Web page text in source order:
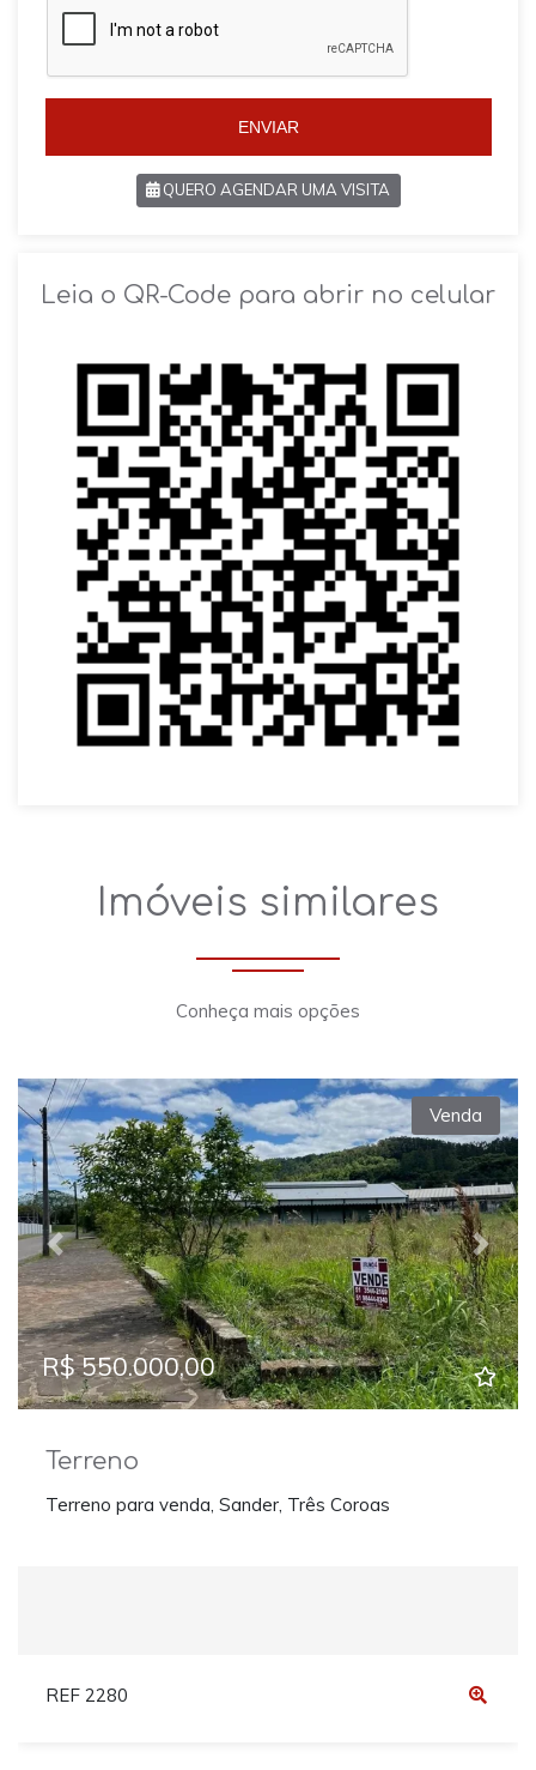
i
5
5
ENVIAR
QUERO AGENDAR UMA VISITA
Leia o QR-Code para abrir no celular
Imóveis similares
Conheça mais opções
Previous Next
Venda
R$ 550.000,00
Terreno
Terreno para venda, Sander, Três Coroas
REF 2280